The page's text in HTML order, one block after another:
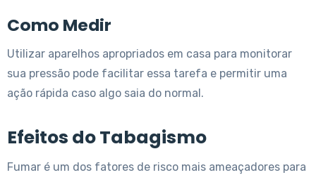
Como Medir
Utilizar aparelhos apropriados em casa para monitorar
sua pressão pode facilitar essa tarefa e permitir uma
ação rápida caso algo saia do normal.
Efeitos do Tabagismo
Fumar é um dos fatores de risco mais ameaçadores para